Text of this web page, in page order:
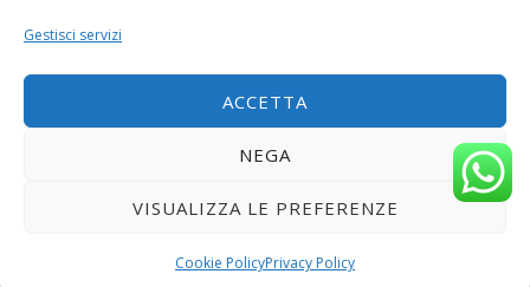
Gestisci servizi
ACCETTA
NEGA
VISUALIZZA LE PREFERENZE
Cookie PolicyPrivacy Policy
Copyright © 2026 Diseko Group Srls |
|Sito web
Privacy Policy| Cookie Policy